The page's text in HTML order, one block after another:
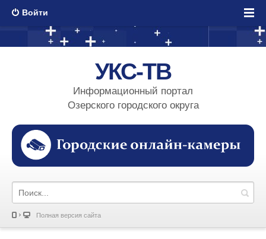
Войти
УКС-ТВ
Информационный портал
Озерского городского округа
Полная версия сайта